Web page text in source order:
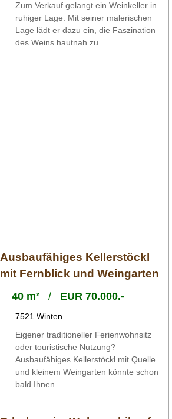
Zum Verkauf gelangt ein Weinkeller in
ruhiger Lage. Mit seiner malerischen
Lage lädt er dazu ein, die Faszination
des Weins hautnah zu ...
Ausbaufähiges Kellerstöckl
mit Fernblick und Weingarten
40 m²/ EUR 70.000.-
7521 Winten
Eigener traditioneller Ferienwohnsitz
oder touristische Nutzung?
Ausbaufähiges Kellerstöckl mit Quelle
und kleinem Weingarten könnte schon
bald Ihnen ...